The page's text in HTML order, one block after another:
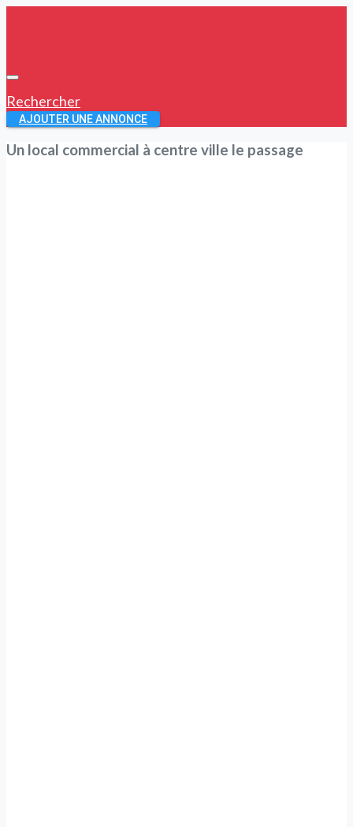
Rechercher
AJOUTER UNE ANNONCE
Un local commercial à centre ville le passage